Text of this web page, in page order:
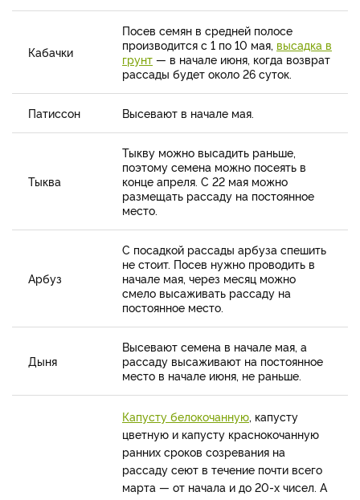
Кабачки
Посев семян в средней полосе
производится с 1 по 10 мая, высадка в
грунт — в начале июня, когда возврат
рассады будет около 26 суток.
Патиссон Высевают в начале мая.
Тыква
Тыкву можно высадить раньше,
поэтому семена можно посеять в
конце апреля. С 22 мая можно
размещать рассаду на постоянное
место.
Арбуз
С посадкой рассады арбуза спешить
не стоит. Посев нужно проводить в
начале мая, через месяц можно
смело высаживать рассаду на
постоянное место.
Дыня
Высевают семена в начале мая, а
рассаду высаживают на постоянное
место в начале июня, не раньше.
Капусту белокочанную, капусту
цветную и капусту краснокочанную
ранних сроков созревания на
рассаду сеют в течение почти всего
марта — от начала и до 20-х чисел. А